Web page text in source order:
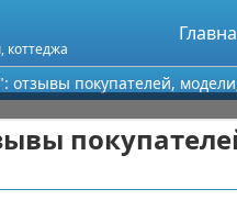
коттеджа
отзывы покупателей,